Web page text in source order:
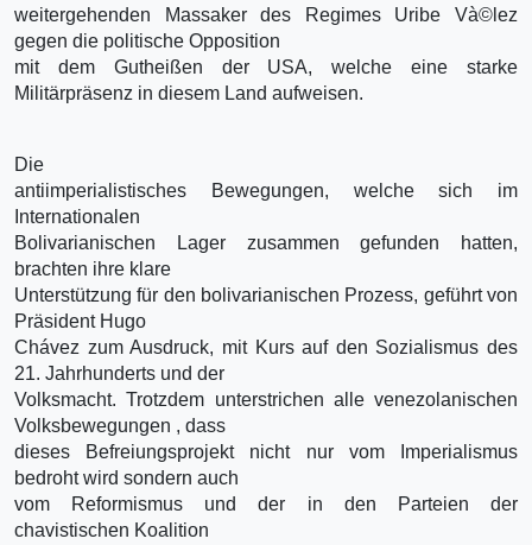
weitergehenden Massaker des Regimes Uribe Và©lez
gegen die politische Opposition
mit dem Gutheißen der USA, welche eine starke
Militärpräsenz in diesem Land aufweisen.
Die
antiimperialistisches Bewegungen, welche sich im
Internationalen
Bolivarianischen Lager zusammen gefunden hatten,
brachten ihre klare
Unterstützung für den bolivarianischen Prozess, geführt von
Präsident Hugo
Chávez zum Ausdruck, mit Kurs auf den Sozialismus des
21. Jahrhunderts und der
Volksmacht. Trotzdem unterstrichen alle venezolanischen
Volksbewegungen , dass
dieses Befreiungsprojekt nicht nur vom Imperialismus
bedroht wird sondern auch
vom Reformismus und der in den Parteien der
chavistischen Koalition